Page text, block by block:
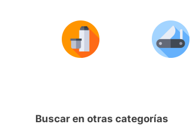
Buscar en otras categorías